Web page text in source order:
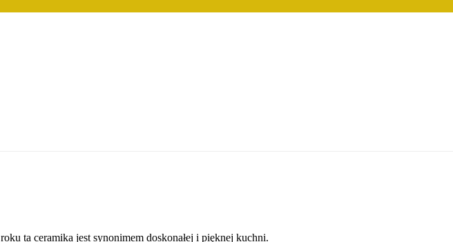
ta ceramika jest synonimem doskonałej i pięknej kuchni.